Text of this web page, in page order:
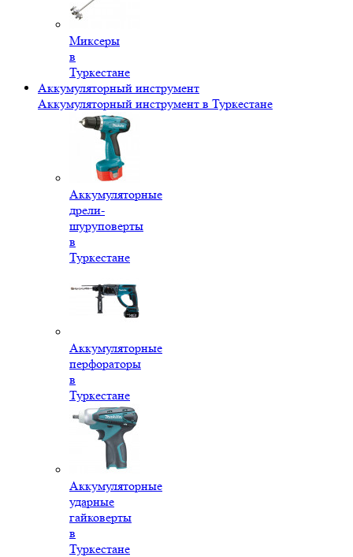
Миксеры
в
Туркестане
Аккумуляторный инструмент
Аккумуляторный инструмент в Туркестане
Аккумуляторные
дрели-
шуруповерты
в
Туркестане
Аккумуляторные
перфораторы
в
Туркестане
Аккумуляторные
ударные
гайковерты
в
Туркестане